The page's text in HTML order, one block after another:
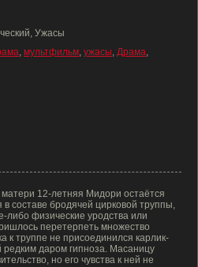
Ужасы
, мультфильм, ужасы, Драма,
12-летняя Мидори остаётся
в составе бродячей цирковой труппы,
либо физические уродства или
перетерпеть множество
к труппе не присоединился карлик-
даром гипноза. Масаницу
но его чувства к ней не